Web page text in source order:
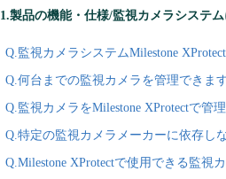
1.製品の機能・仕様/監視カメラシステ
Q.監視カメラシステムMilestone
Q.何台までの監視カメラを管理できま
Q.監視カメラをMilestone XProtectで管
Q.特定の監視カメラメーカーに依存し
Q.Milestone XProtectで使用できる監視